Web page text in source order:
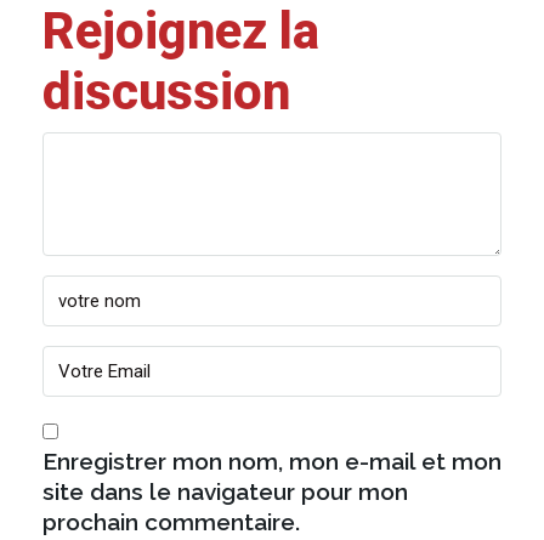
Rejoignez la
discussion
Enregistrer mon nom, mon e-mail et mon
site dans le navigateur pour mon
prochain commentaire.